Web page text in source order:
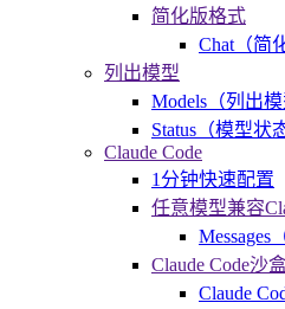
简化版格式
Chat（简
列出模型
Models（列出模
Status（模型状
Claude Code
1分钟快速配置
任意模型兼容
Messages
Claude Code沙
Claude